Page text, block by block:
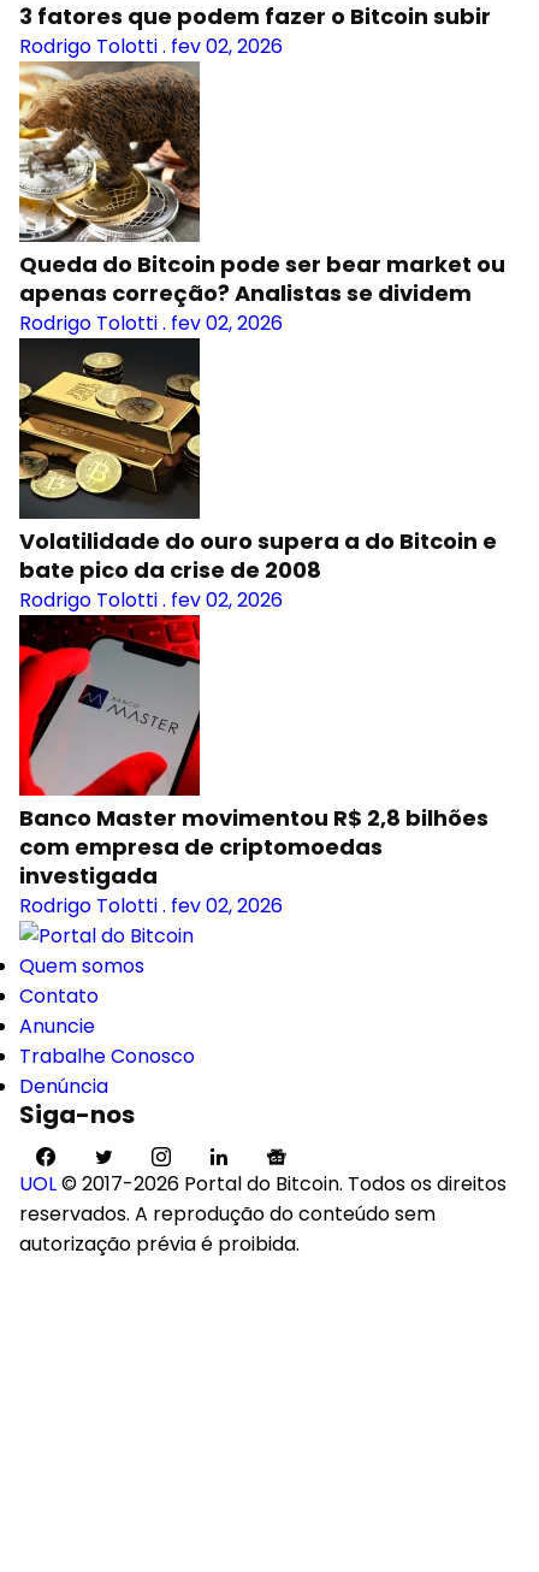
3 fatores que podem fazer o Bitcoin subir
Rodrigo Tolotti. fev 02, 2026
Queda do Bitcoin pode ser bear market ou
apenas correção? Analistas se dividem
Rodrigo Tolotti. fev 02, 2026
Volatilidade do ouro supera a do Bitcoin e
bate pico da crise de 2008
Rodrigo Tolotti. fev 02, 2026
Banco Master movimentou R$ 2,8 bilhões
com empresa de criptomoedas
investigada
Rodrigo Tolotti. fev 02, 2026
Quem somos
Contato
Anuncie
Trabalhe Conosco
Denúncia
Siga-nos
UOL© 2017-2026 Portal do Bitcoin. Todos os direitos
reservados. A reprodução do conteúdo sem
autorização prévia é proibida.